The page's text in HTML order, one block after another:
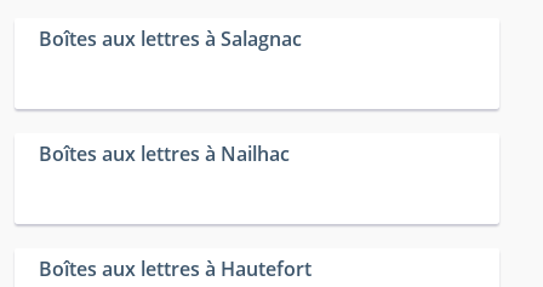
Boîtes aux lettres à Salagnac
Boîtes aux lettres à Nailhac
Boîtes aux lettres à Hautefort